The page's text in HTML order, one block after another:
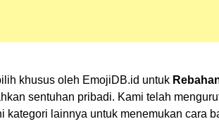
khusus oleh EmojiDB.id untuk
sentuhan pribadi. Kami telah
lainnya untuk menemukan cara